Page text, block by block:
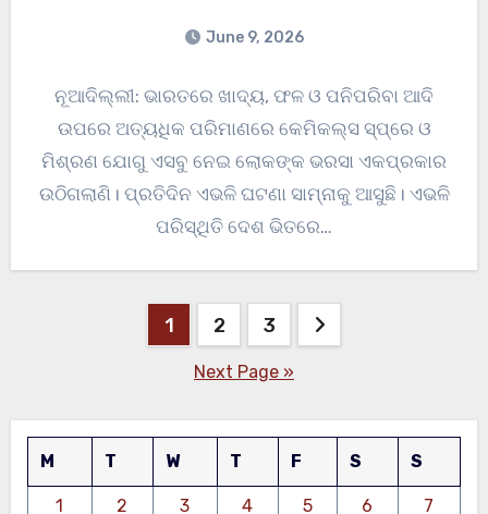
June 9, 2026
ନୂଆଦିଲ୍ଲୀ: ଭାରତରେ ଖାଦ୍ୟ, ଫଳ ଓ ପନିପରିବା ଆଦି
ଉପରେ ଅତ୍ୟଧିକ ପରିମାଣରେ କେମିକଲ୍ସ ସ୍ପ୍ରେ ଓ
ମିଶ୍ରଣ ଯୋଗୁ ଏସବୁ ନେଇ ଲୋକଙ୍କ ଭରସା ଏକପ୍ରକାର
ଉଠିଗଲାଣି। ପ୍ରତିଦିନ ଏଭଳି ଘଟଣା ସାମ୍ନାକୁ ଆସୁଛି। ଏଭଳି
ପରିସ୍ଥିତି ଦେଶ ଭିତରେ…
1 2 3
Next Page »
M T W T F S S
1 2 3 4 5 6
7